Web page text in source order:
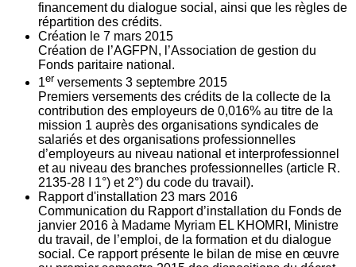
financement du dialogue social, ainsi que les règles de
répartition des crédits.
Création le 7 mars 2015
Création de l’AGFPN, l’Association de gestion du
Fonds paritaire national.
1er versements 3 septembre 2015
Premiers versements des crédits de la collecte de la
contribution des employeurs de 0,016% au titre de la
mission 1 auprès des organisations syndicales de
salariés et des organisations professionnelles
d’employeurs au niveau national et interprofessionnel
et au niveau des branches professionnelles (article R.
2135‐28 I 1°) et 2°) du code du travail).
Rapport d'installation 23 mars 2016
Communication du Rapport d’installation du Fonds de
janvier 2016 à Madame Myriam EL KHOMRI, Ministre
du travail, de l’emploi, de la formation et du dialogue
social. Ce rapport présente le bilan de mise en œuvre